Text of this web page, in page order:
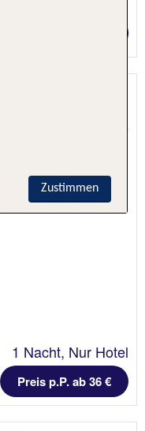
1 Nacht, Nur Hotel
Preis p.P. ab 36 €
Zustimmen